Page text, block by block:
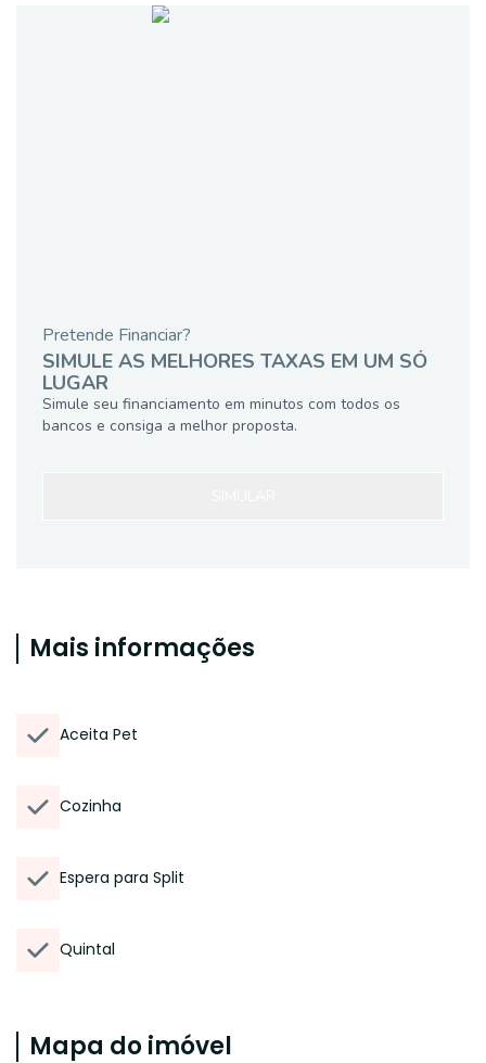
Pretende Financiar?
SIMULE AS MELHORES TAXAS EM UM SÓ
LUGAR
Simule seu financiamento em minutos com todos os
bancos e consiga a melhor proposta.
Mais informações
Aceita Pet
Cozinha
Espera para Split
Quintal
Mapa do imóvel